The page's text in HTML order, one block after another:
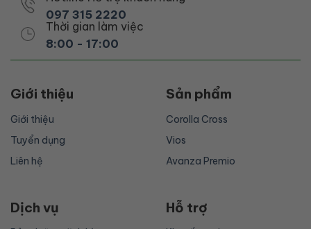
097 315 2220
Thời gian làm việc
8:00 - 17:00
Giới thiệu
Giới thiệu
Tuyển dụng
Liên hệ
Sản phẩm
Corolla Cross
Vios
Avanza Premio
Dịch vụ Hỗ trợ